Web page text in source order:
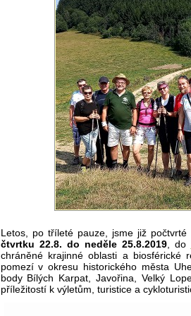
Letos, po tříleté pauze, jsme již
čtvrtku 22.8. do neděle 25.8.2019, do
chráněné krajinné oblasti a biosférické
pomezí v okresu historického města
body Bílých Karpat, Javořina, Velký
příležitostí k výletům, turistice a